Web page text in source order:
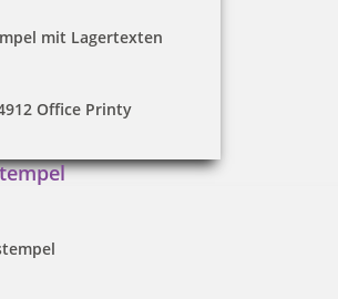
mit Lagertexten
Office Printy
4.0 Datumstempel GESCANNT 39 x 22
mm